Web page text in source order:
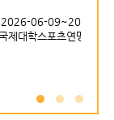
원회
모집인원 : 0명
파견기간 : ~
2026-06-09~2026-
제대학스포츠연맹